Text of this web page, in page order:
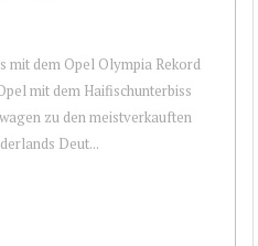
mit dem Opel Olympia Rekord
mit dem Haifischunterbiss
zu den meistverkauften
Deut...